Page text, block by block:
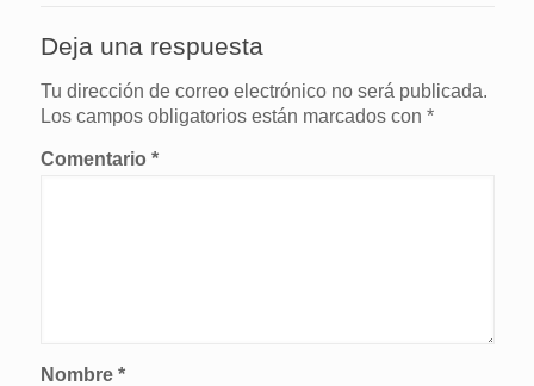
Deja una respuesta
Tu dirección de correo electrónico no será publicada.
Los campos obligatorios están marcados con *
Comentario *
Nombre *